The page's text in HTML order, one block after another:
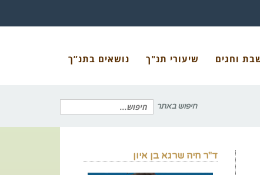
וחגים שיעורי תנ"ך נושאים בתנ”ך
חיפוש באתר
עבור:
ד"ר חיה שרגא בן איון